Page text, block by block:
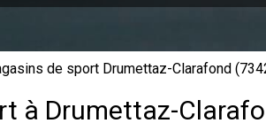
de sport Drumettaz-Clarafond
à Drumettaz-